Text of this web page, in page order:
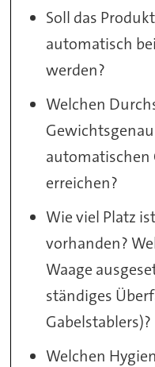
Soll das
automatisch
werden?
Welchen
erreichen?
Wie viel Platz
vorhanden?
Waage
ständiges
Gabelstablers)?
Welchen